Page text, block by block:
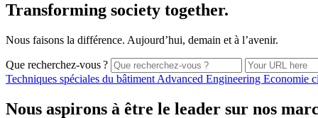
Transforming society together.
Nous faisons la différence. Aujourd’hui, demain et à l’avenir.
Que recherchez-vous ?
Techniques spéciales du bâtiment Advanced Engineering Economie
Nous aspirons à être le leader sur nos